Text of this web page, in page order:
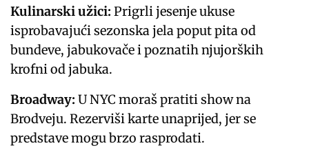
Kulinarski užici: Prigrli jesenje ukuse
isprobavajući sezonska jela poput pita od
bundeve, jabukovače i poznatih njujorških
krofni od jabuka.
Broadway: U NYC moraš pratiti show na
Brodveju. Rezerviši karte unaprijed, jer se
predstave mogu brzo rasprodati.